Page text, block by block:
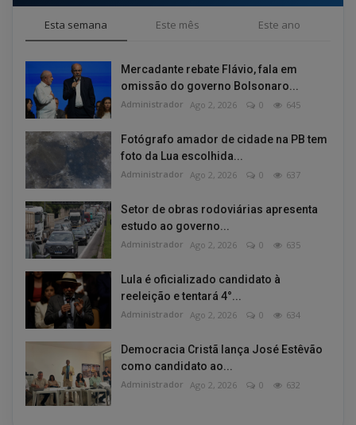
Esta semana Este mês Este ano
Mercadante rebate Flávio, fala em
omissão do governo Bolsonaro...
Administrador Ago 2, 2026 0 645
Fotógrafo amador de cidade na PB tem
foto da Lua escolhida...
Administrador Ago 2, 2026 0 637
Setor de obras rodoviárias apresenta
estudo ao governo...
Administrador Ago 2, 2026 0 635
Lula é oficializado candidato à
reeleição e tentará 4°...
Administrador Ago 2, 2026 0 634
Democracia Cristã lança José Estêvão
como candidato ao...
Administrador Ago 2, 2026 0 632